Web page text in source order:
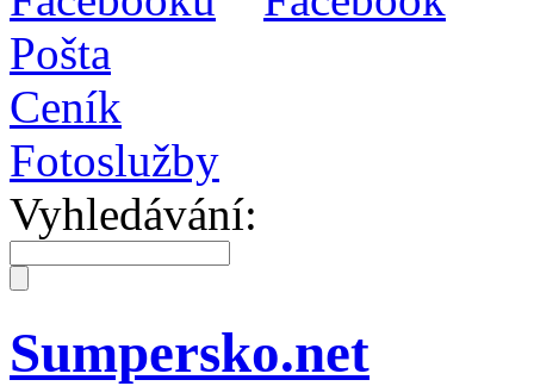
Pošta
Ceník
Fotoslužby
Vyhledávání:
Sumpersko.net